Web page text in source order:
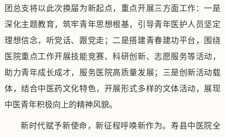
团总支将以此次换届为新起点，重点开展三方面工作：一是
深化主题教育，筑牢青年思想根基，引导青年医护人员坚定
理想信念，听党话、跟党走；二是搭建青春建功平台，围绕
医院重点工作开展技能竞赛、科研创新、志愿服务等活动，
助力青年成长成才，服务医院高质量发展；三是创新活动载
体，结合中医药文化特色，开展形式多样的文体活动，展现
中医青年积极向上的精神风貌。
新时代赋予新使命，新征程呼唤新作为。寿县中医院全